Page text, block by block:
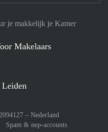
je makkelijk je Kamer
Makelaars
Leiden
– Nederland
Spam & nep-accounts